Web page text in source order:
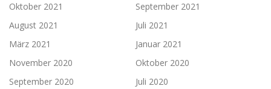
Oktober 2021
September 2021
August 2021
Juli 2021
März 2021
Januar 2021
November 2020
Oktober 2020
September 2020
Juli 2020